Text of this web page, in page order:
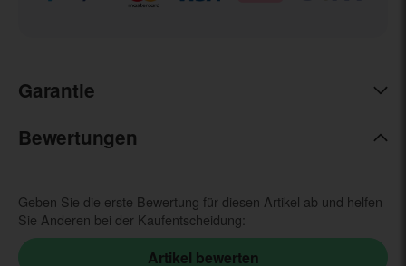
Garantie
Bewertungen
Geben Sie die erste Bewertung für diesen Artikel ab und helfen
Sie Anderen bei der Kaufentscheidung: